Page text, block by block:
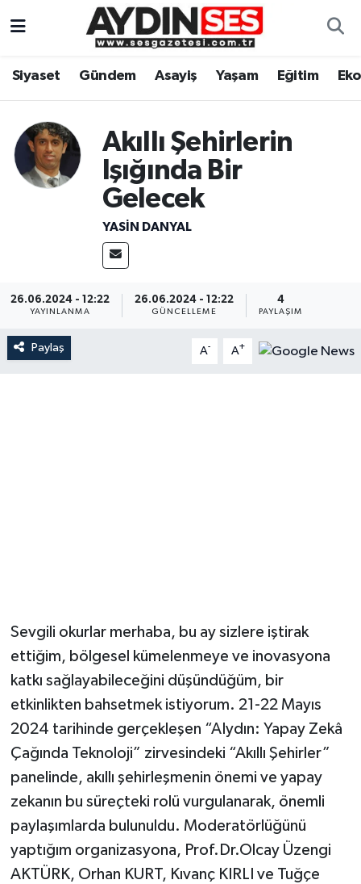
Siyaset Gündem Asayiş Yaşam Eğitim
Akıllı Şehirlerin
Işığında Bir
Gelecek
YASIN DANYAL
26.06.2024 - 12:22
YAYINLANMA
26.06.2024 - 12:22
GÜNCELLEME
4
PAYLAŞIM
Paylaş A- A+
Sevgili okurlar merhaba, bu ay sizlere iştirak
ettiğim, bölgesel kümelenmeye ve inovasyona
katkı sağlayabileceğini düşündüğüm, bir
etkinlikten bahsetmek istiyorum. 21-22 Mayıs
2024 tarihinde gerçekleşen “AIydın: Yapay Zekâ
Çağında Teknoloji” zirvesindeki “Akıllı Şehirler”
panelinde, akıllı şehirleşmenin önemi ve yapay
zekanın bu süreçteki rolü vurgulanarak, önemli
paylaşımlarda bulunuldu. Moderatörlüğünü
yaptığım organizasyona, Prof.Dr.Olcay Üzengi
AKTÜRK, Orhan KURT, Kıvanç KIRLI ve Tuğçe
Gündem
Siyaset
Ekonomi
Kültür Sanat
Spor
Aydın Hava Durumu
Aydin Namaz Vakitleri
Aydın Trafik Yoğunluk Haritası
Süper Lig Puan Durumu ve Fikstür
Tüm Manşetler
Son Dakika Haberleri
Haber Arşivi